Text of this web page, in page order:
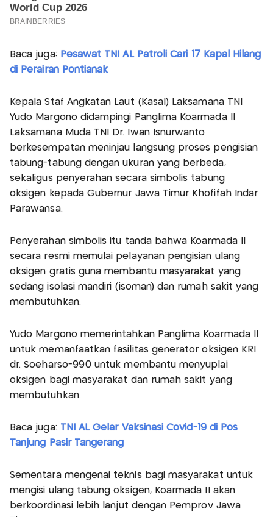
Baca juga: Pesawat TNI AL Patroli Cari 17 Kapal Hilang
di Perairan Pontianak
Kepala Staf Angkatan Laut (Kasal) Laksamana TNI
Yudo Margono didampingi Panglima Koarmada II
Laksamana Muda TNI Dr. Iwan Isnurwanto
berkesempatan meninjau langsung proses pengisian
tabung-tabung dengan ukuran yang berbeda,
sekaligus penyerahan secara simbolis tabung
oksigen kepada Gubernur Jawa Timur Khofifah Indar
Parawansa.
Penyerahan simbolis itu tanda bahwa Koarmada II
secara resmi memulai pelayanan pengisian ulang
oksigen gratis guna membantu masyarakat yang
sedang isolasi mandiri (isoman) dan rumah sakit yang
membutuhkan.
Yudo Margono memerintahkan Panglima Koarmada II
untuk memanfaatkan fasilitas generator oksigen KRI
dr. Soeharso-990 untuk membantu menyuplai
oksigen bagi masyarakat dan rumah sakit yang
membutuhkan.
Baca juga: TNI AL Gelar Vaksinasi Covid-19 di Pos
Tanjung Pasir Tangerang
Sementara mengenai teknis bagi masyarakat untuk
mengisi ulang tabung oksigen, Koarmada II akan
berkoordinasi lebih lanjut dengan Pemprov Jawa